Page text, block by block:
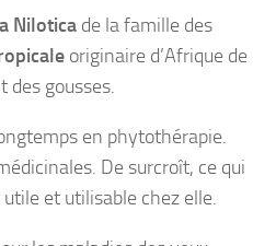
Nilotica de la famille des
originaire d’Afrique de
des gousses.
en phytothérapie.
De surcroît, ce qui
et utilisable chez elle.